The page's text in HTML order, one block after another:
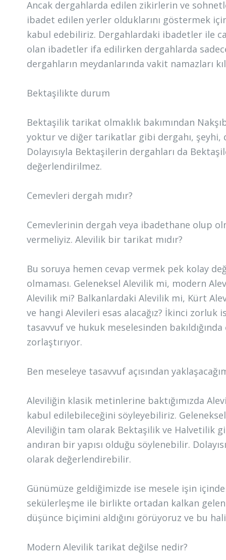
Ancak dergahlarda edilen zikirlerin ve
ibadet edilen yerler olduklarını göstermek
kabul edebiliriz. Dergahlardaki ibadetler ile
olan ibadetler ifa edilirken dergahlarda
dergahların meydanlarında vakit namazları
Bektaşilikte durum
Bektaşilik tarikat olmaklık bakımından
yoktur ve diğer tarikatlar gibi dergahı,
Dolayısıyla Bektaşilerin dergahları da
değerlendirilmez.
Cemevleri dergah mıdır?
Cemevlerinin dergah veya ibadethane olup
vermeliyiz. Alevilik bir tarikat mıdır?
Bu soruya hemen cevap vermek pek kolay
olmaması. Geleneksel Alevilik mi, modern
Alevilik mi? Balkanlardaki Alevilik mi, Kürt
ve hangi Alevileri esas alacağız? İkinci
tasavvuf ve hukuk meselesinden
zorlaştırıyor.
Ben meseleye tasavvuf açısından
Aleviliğin klasik metinlerine baktığımızda
kabul edilebileceğini söyleyebiliriz.
Aleviliğin tam olarak Bektaşilik ve Halvetilik
andıran bir yapısı olduğu söylenebilir.
olarak değerlendirebilir.
Günümüze geldiğimizde ise mesele işin
sekülerleşme ile birlikte ortadan kalkan
düşünce biçimini aldığını görüyoruz ve bu
Modern Alevilik tarikat değilse nedir?